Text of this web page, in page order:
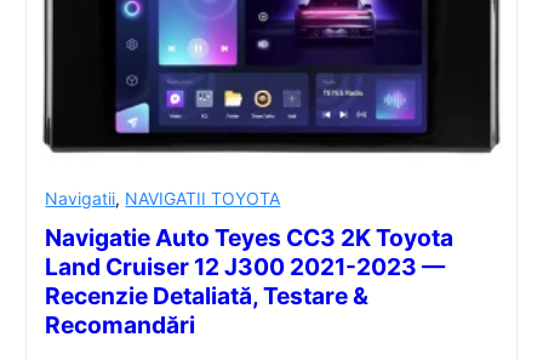
Navigatii, NAVIGATII TOYOTA
Navigatie Auto Teyes CC3 2K Toyota
Land Cruiser 12 J300 2021-2023 —
Recenzie Detaliată, Testare &
Recomandări